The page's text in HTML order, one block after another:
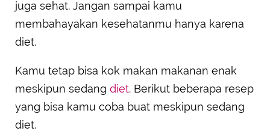
juga sehat. Jangan sampai kamu
membahayakan kesehatanmu hanya karena
diet.
Kamu tetap bisa kok makan makanan enak
meskipun sedang diet. Berikut beberapa resep
yang bisa kamu coba buat meskipun sedang
diet.